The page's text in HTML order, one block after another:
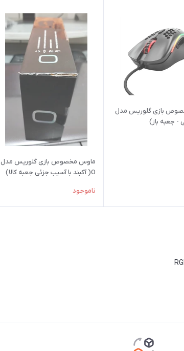
بازی گلوریس مدل
ماوس مخصوص بازی گلوریس مدل
O( آکبند با آسیب جزئی جعبه کالا)
ناموجود